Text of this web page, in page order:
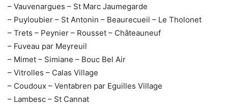
– Vauvenargues – St Marc Jaumegarde
– Puyloubier – St Antonin – Beaurecueil – Le Tholonet
– Trets – Peynier – Rousset – Châteauneuf
– Fuveau par Meyreuil
– Mimet – Simiane – Bouc Bel Air
– Vitrolles – Calas Village
– Coudoux – Ventabren par Eguilles Village
– Lambesc – St Cannat